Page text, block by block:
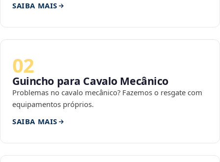
SAIBA MAIS
02
Guincho para Cavalo Mecânico
Problemas no cavalo mecânico? Fazemos o resgate com
equipamentos próprios.
SAIBA MAIS